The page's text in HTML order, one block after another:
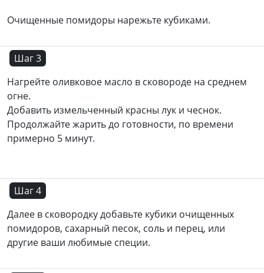
Очищенные помидоры нарежьте кубиками.
Шаг 3
Нагрейте оливковое масло в сковороде на среднем
огне.
Добавить измельченный красны лук и чеснок.
Продолжайте жарить до готовности, по времени
примерно 5 минут.
Шаг 4
Далее в сковородку добавьте кубики очищенных
помидоров, сахарный песок, соль и перец, или
другие ваши любимые специи.